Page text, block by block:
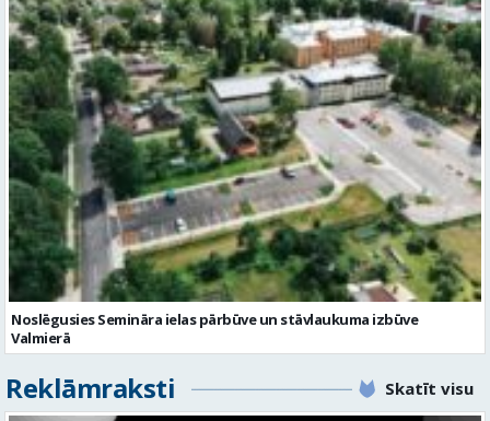
Noslēgusies Semināra ielas pārbūve un stāvlaukuma izbūve
Valmierā
Reklāmraksti Skatīt visu